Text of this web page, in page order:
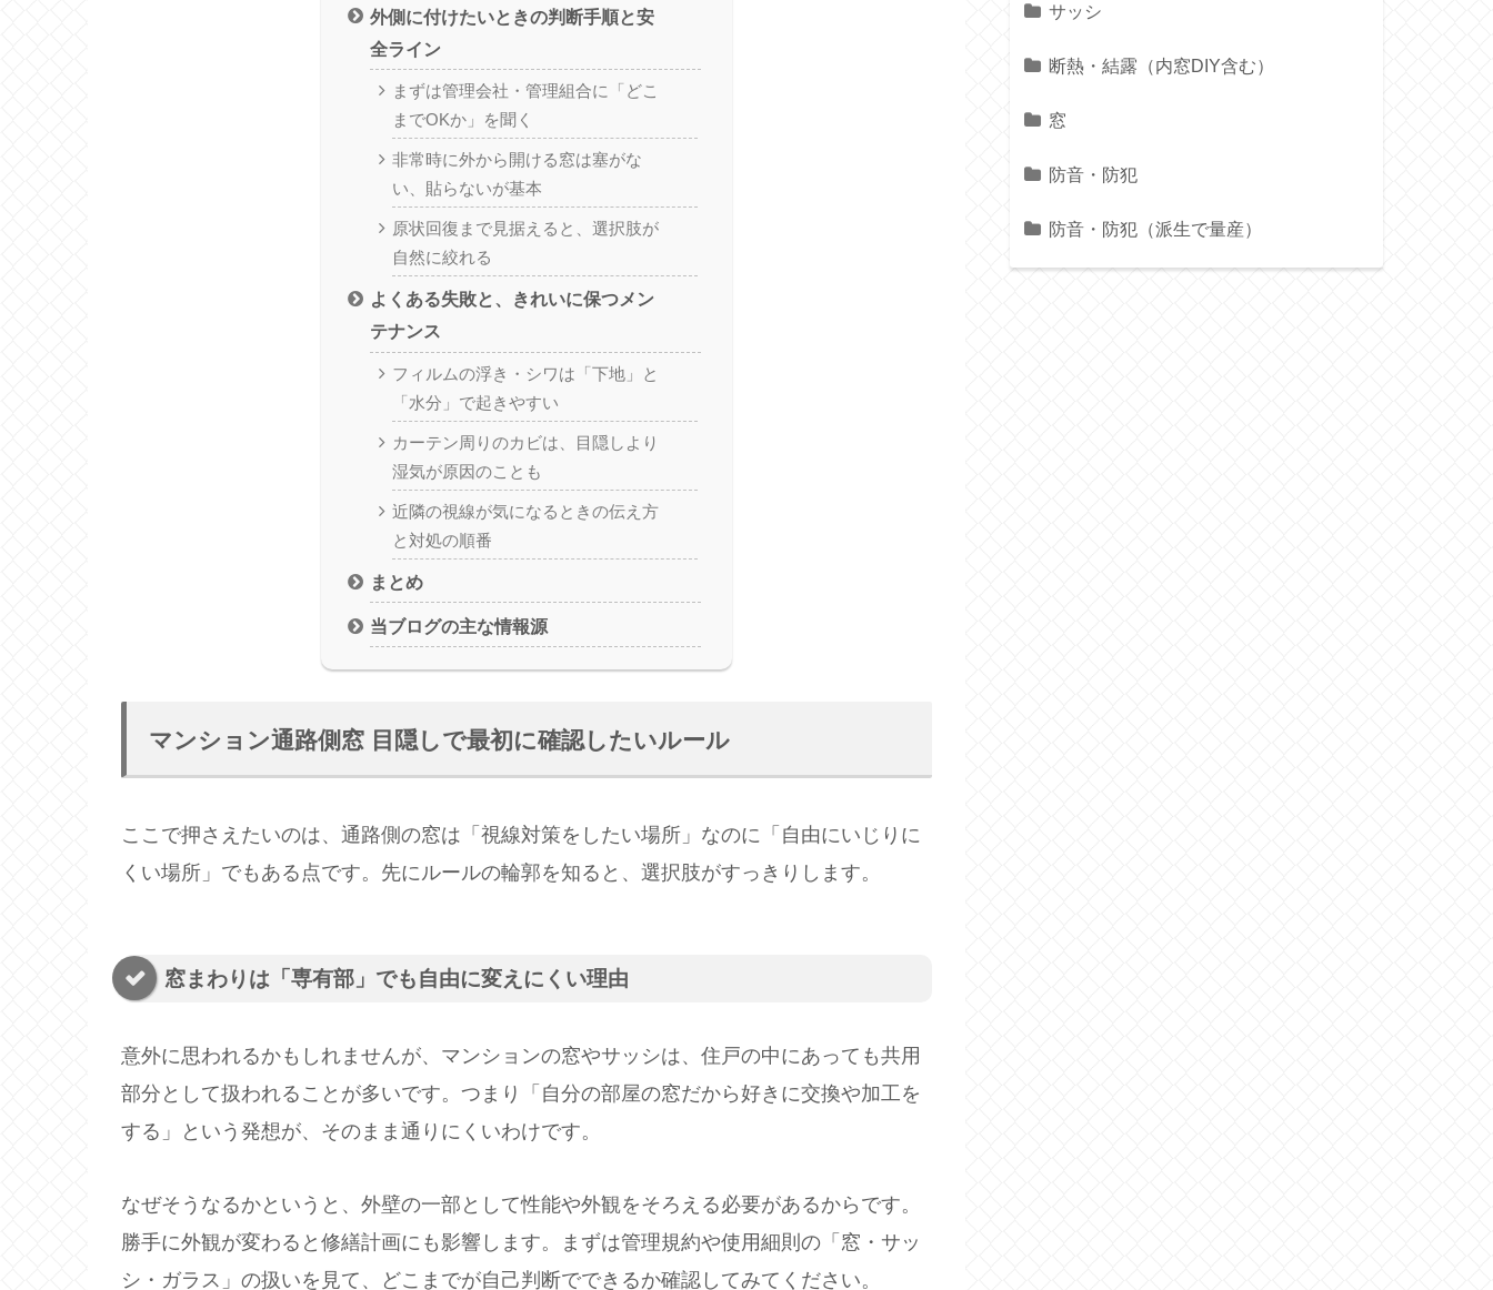
外側に付けたいときの判断手順と安
全ライン
まずは管理会社・管理組合に「どこ
までOKか」を聞く
非常時に外から開ける窓は塞がな
い、貼らないが基本
原状回復まで見据えると、選択肢が
自然に絞れる
よくある失敗と、きれいに保つメン
テナンス
フィルムの浮き・シワは「下地」と
「水分」で起きやすい
カーテン周りのカビは、目隠しより
湿気が原因のことも
近隣の視線が気になるときの伝え方
と対処の順番
まとめ
当ブログの主な情報源
マンション通路側窓 目隠しで最初に確認したいルール
ここで押さえたいのは、通路側の窓は「視線対策をしたい場所」なのに「自由にいじりに
くい場所」でもある点です。先にルールの輪郭を知ると、選択肢がすっきりします。
窓まわりは「専有部」でも自由に変えにくい理由
意外に思われるかもしれませんが、マンションの窓やサッシは、住戸の中にあっても共用
部分として扱われることが多いです。つまり「自分の部屋の窓だから好きに交換や加工を
する」という発想が、そのまま通りにくいわけです。
なぜそうなるかというと、外壁の一部として性能や外観をそろえる必要があるからです。
勝手に外観が変わると修繕計画にも影響します。まずは管理規約や使用細則の「窓・サッ
シ・ガラス」の扱いを見て、どこまでが自己判断でできるか確認してみてください。
サッシ
断熱・結露（内窓DIY含む）
窓
防音・防犯
防音・防犯（派生で量産）